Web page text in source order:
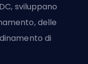
sviluppano
delle
di